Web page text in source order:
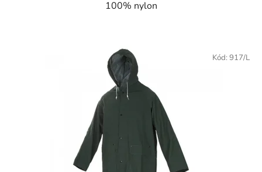
100% nylon
Kód: 917/L